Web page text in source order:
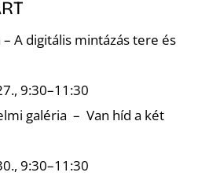
A digitális mintázás tere és
9:30–11:30
galéria – Van híd a két
9:30–11:30